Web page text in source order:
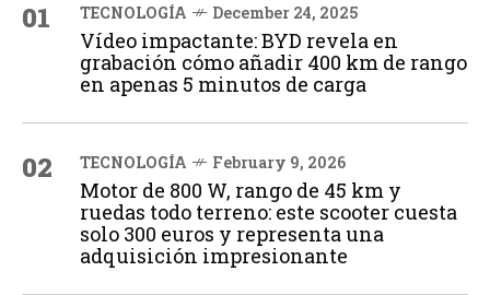
01 TECNOLOGÍA December 24, 2025
Vídeo impactante: BYD revela en
grabación cómo añadir 400 km de rango
en apenas 5 minutos de carga
02 TECNOLOGÍA February 9, 2026
Motor de 800 W, rango de 45 km y
ruedas todo terreno: este scooter cuesta
solo 300 euros y representa una
adquisición impresionante